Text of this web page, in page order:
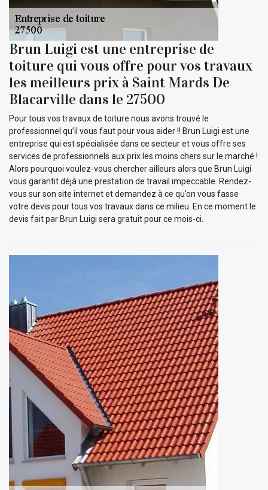
Brun Luigi est une entreprise de
toiture qui vous offre pour vos travaux
les meilleurs prix à Saint Mards De
Blacarville dans le 27500
Pour tous vos travaux de toiture nous avons trouvé le
professionnel qu’il vous faut pour vous aider !! Brun Luigi est une
entreprise qui est spécialisée dans ce secteur et vous offre ses
services de professionnels aux prix les moins chers sur le marché !
Alors pourquoi voulez-vous chercher ailleurs alors que Brun Luigi
vous garantit déjà une prestation de travail impeccable. Rendez-
vous sur son site internet et demandez à ce qu’on vous fasse
votre devis pour tous vos travaux dans ce milieu. En ce moment le
devis fait par Brun Luigi sera gratuit pour ce mois-ci.